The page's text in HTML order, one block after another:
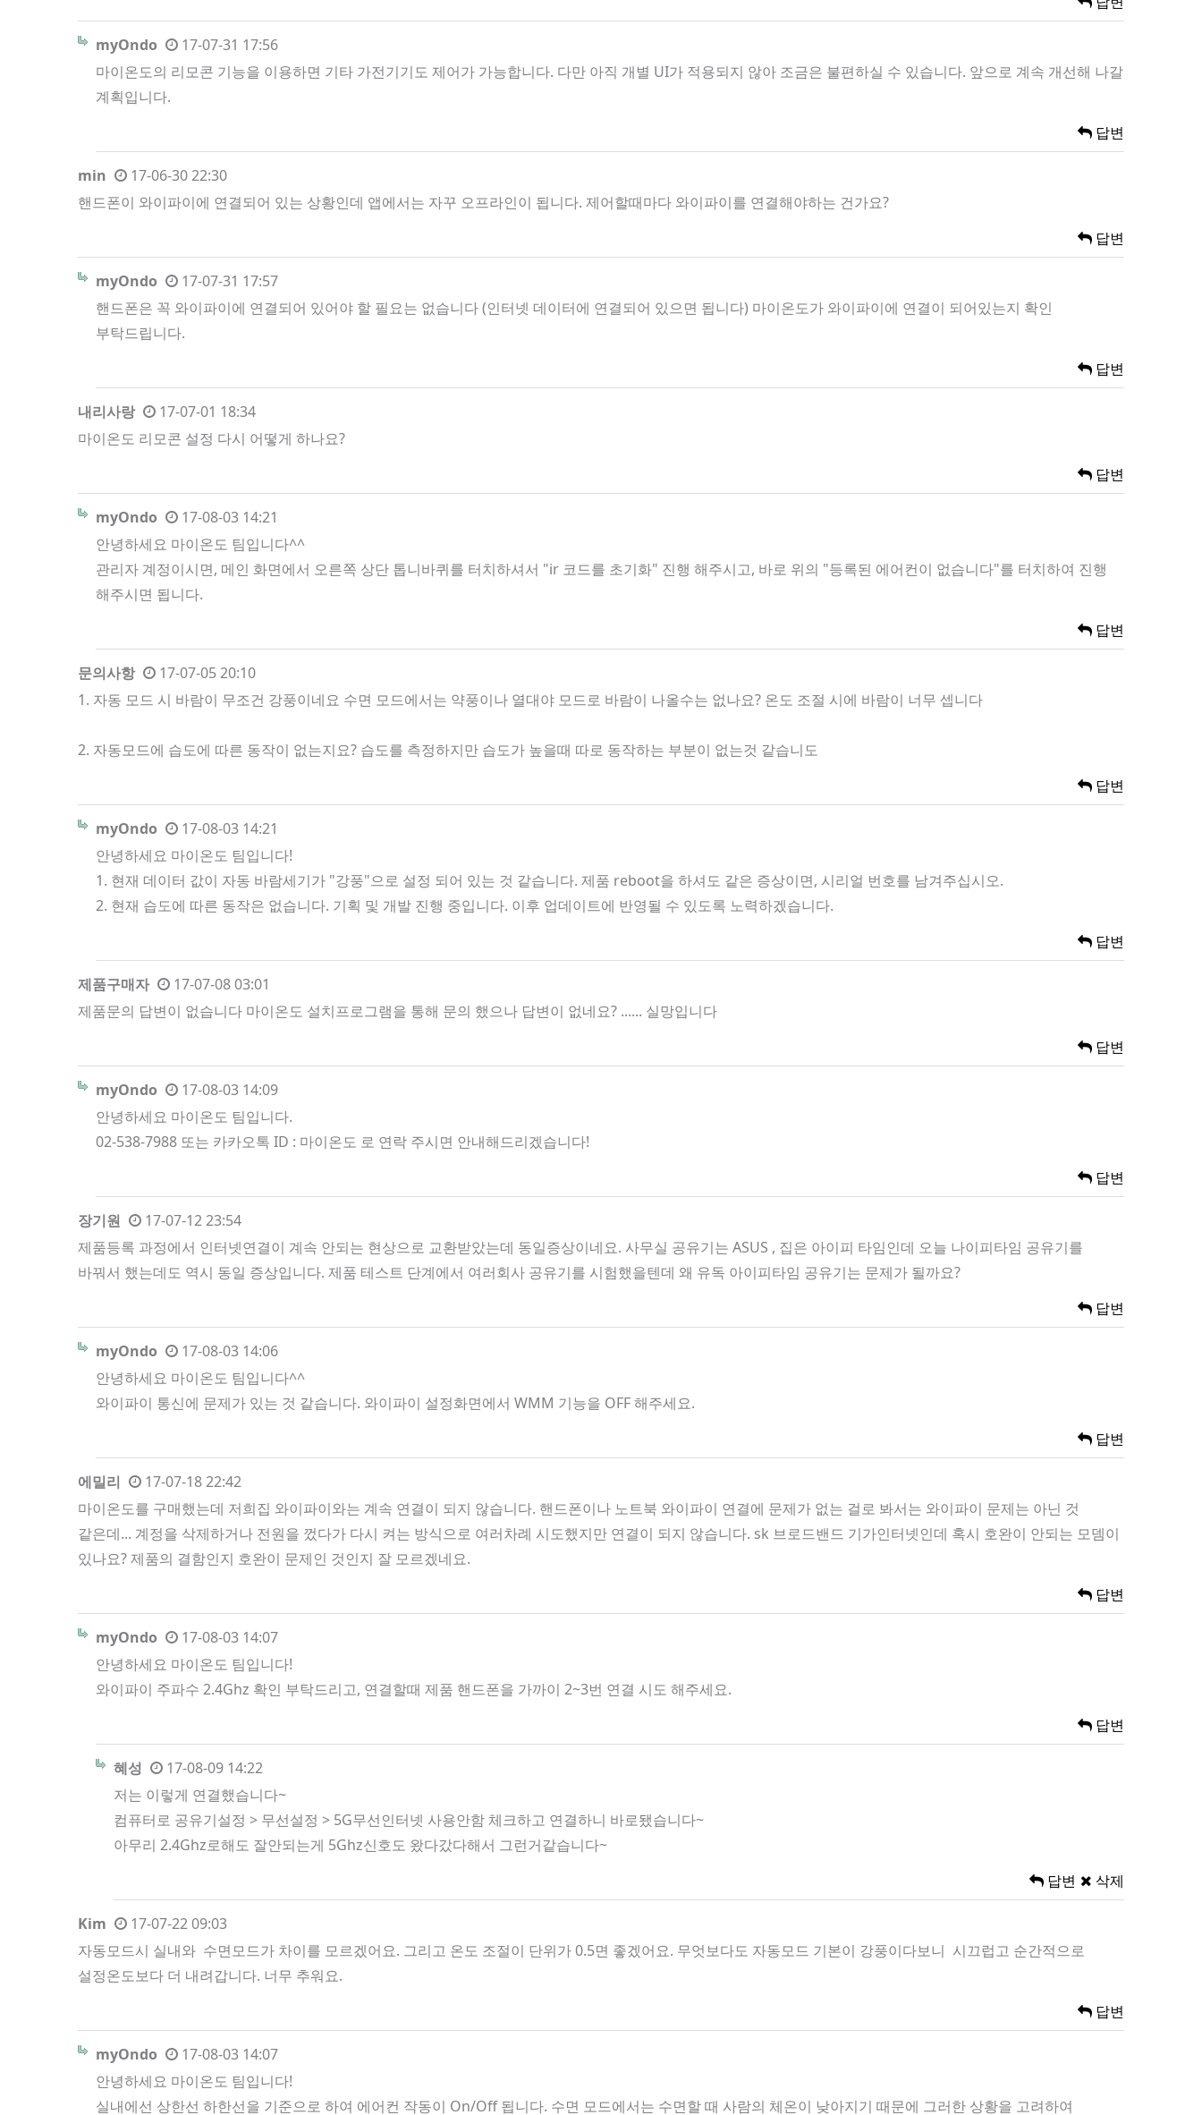
myOndo
17-07-31 17:56
마이온도의 리모콘 기능을 이용하면 기타 가전기기도 제어가 가능합니다. 다만 아직 개별 UI가 적용되지 않아 조금은 불편하실 수 있습니다. 앞으로 계속 개선해 나갈
계획입니다.
답변
min
17-06-30 22:30
핸드폰이 와이파이에 연결되어 있는 상황인데 앱에서는 자꾸 오프라인이 됩니다. 제어할때마다 와이파이를 연결해야하는 건가요?
답변
myOndo
17-07-31 17:57
핸드폰은 꼭 와이파이에 연결되어 있어야 할 필요는 없습니다 (인터넷 데이터에 연결되어 있으면 됩니다) 마이온도가 와이파이에 연결이 되어있는지 확인
부탁드립니다.
답변
내리사랑
17-07-01 18:34
마이온도 리모콘 설정 다시 어떻게 하나요?
답변
myOndo
17-08-03 14:21
안녕하세요 마이온도 팀입니다^^
관리자 계정이시면, 메인 화면에서 오른쪽 상단 톱니바퀴를 터치하셔서 "ir 코드를 초기화" 진행 해주시고, 바로 위의 "등록된 에어컨이 없습니다"를 터치하여 진행
해주시면 됩니다.
답변
문의사항
17-07-05 20:10
1. 자동 모드 시 바람이 무조건 강풍이네요 수면 모드에서는 약풍이나 열대야 모드로 바람이 나올수는 없나요? 온도 조절 시에 바람이 너무 셉니다
2. 자동모드에 습도에 따른 동작이 없는지요? 습도를 측정하지만 습도가 높을때 따로 동작하는 부분이 없는것 같습니도
답변
myOndo
17-08-03 14:21
안녕하세요 마이온도 팀입니다!
1. 현재 데이터 값이 자동 바람세기가 "강풍"으로 설정 되어 있는 것 같습니다. 제품 reboot을 하셔도 같은 증상이면, 시리얼 번호를 남겨주십시오.
2. 현재 습도에 따른 동작은 없습니다. 기획 및 개발 진행 중입니다. 이후 업데이트에 반영될 수 있도록 노력하겠습니다.
답변
제품구매자
17-07-08 03:01
제품문의 답변이 없습니다 마이온도 설치프로그램을 통해 문의 했으나 답변이 없네요? ...... 실망입니다
답변
myOndo
17-08-03 14:09
안녕하세요 마이온도 팀입니다.
02-538-7988 또는 카카오톡 ID : 마이온도 로 연락 주시면 안내해드리겠습니다!
답변
장기원
17-07-12 23:54
제품등록 과정에서 인터넷연결이 계속 안되는 현상으로 교환받았는데 동일증상이네요. 사무실 공유기는 ASUS , 집은 아이피 타임인데 오늘 나이피타임 공유기를
바꿔서 했는데도 역시 동일 증상입니다. 제품 테스트 단계에서 여러회사 공유기를 시험했을텐데 왜 유독 아이피타임 공유기는 문제가 될까요?
답변
myOndo
17-08-03 14:06
안녕하세요 마이온도 팀입니다^^
와이파이 통신에 문제가 있는 것 같습니다. 와이파이 설정화면에서 WMM 기능을 OFF 해주세요.
답변
에밀리
17-07-18 22:42
마이온도를 구매했는데 저희집 와이파이와는 계속 연결이 되지 않습니다. 핸드폰이나 노트북 와이파이 연결에 문제가 없는 걸로 봐서는 와이파이 문제는 아닌 것
같은데... 계정을 삭제하거나 전원을 껐다가 다시 켜는 방식으로 여러차례 시도했지만 연결이 되지 않습니다. sk 브로드밴드 기가인터넷인데 혹시 호완이 안되는 모뎀이
있나요? 제품의 결함인지 호완이 문제인 것인지 잘 모르겠네요.
답변
myOndo
17-08-03 14:07
안녕하세요 마이온도 팀입니다!
와이파이 주파수 2.4Ghz 확인 부탁드리고, 연결할때 제품 핸드폰을 가까이 2~3번 연결 시도 해주세요.
답변
혜성
17-08-09 14:22
저는 이렇게 연결했습니다~
컴퓨터로 공유기설정 > 무선설정 > 5G무선인터넷 사용안함 체크하고 연결하니 바로됐습니다~
아무리 2.4Ghz로해도 잘안되는게 5Ghz신호도 왔다갔다해서 그런거같습니다~
답변
삭제
Kim
17-07-22 09:03
자동모드시 실내와 수면모드가 차이를 모르겠어요. 그리고 온도 조절이 단위가 0.5면 좋겠어요. 무엇보다도 자동모드 기본이 강풍이다보니 시끄럽고 순간적으로
설정온도보다 더 내려갑니다. 너무 추워요.
답변
myOndo
17-08-03 14:07
안녕하세요 마이온도 팀입니다!
실내에선 상한선 하한선을 기준으로 하여 에어컨 작동이 On/Off 됩니다. 수면 모드에서는 수면할 때 사람의 체온이 낮아지기 때문에 그러한 상황을 고려하여